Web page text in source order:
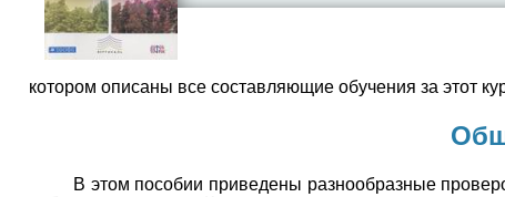
котором описаны все составляющие обучения за этот
В этом пособии приведены разнообразные